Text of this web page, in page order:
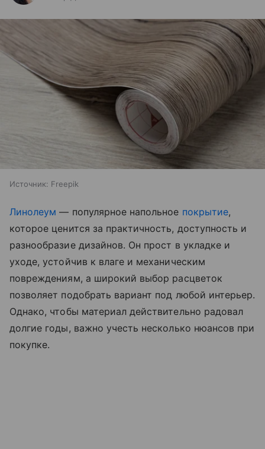
Источник: Freepik
Линолеум — популярное напольное покрытие,
которое ценится за практичность, доступность и
разнообразие дизайнов. Он прост в укладке и
уходе, устойчив к влаге и механическим
повреждениям, а широкий выбор расцветок
позволяет подобрать вариант под любой интерьер.
Однако, чтобы материал действительно радовал
долгие годы, важно учесть несколько нюансов при
покупке.